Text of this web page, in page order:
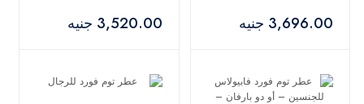
3,696.00 جنيه 3,520.00 جنيه